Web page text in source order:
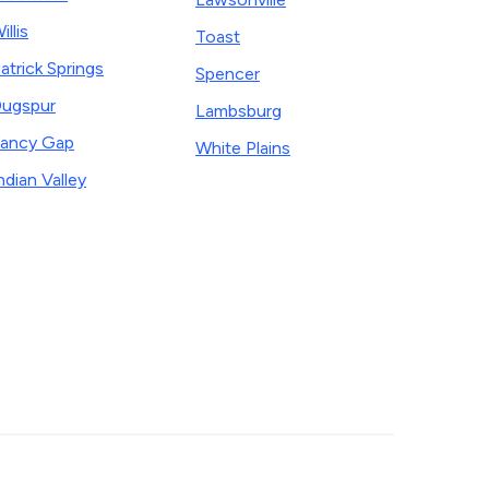
Springs
Gap
Valley
Toast
Spencer
Lambsburg
White Plains